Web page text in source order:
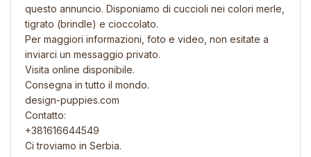
questo annuncio. Disponiamo di cuccioli nei colori merle,
tigrato (brindle) e cioccolato.
Per maggiori informazioni, foto e video, non esitate a
inviarci un messaggio privato.
Visita online disponibile.
Consegna in tutto il mondo.
design-puppies.com
Contatto:
+381616644549
Ci troviamo in Serbia.